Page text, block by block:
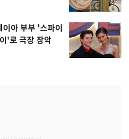
아 부부 '스파이
'로 극장 장악